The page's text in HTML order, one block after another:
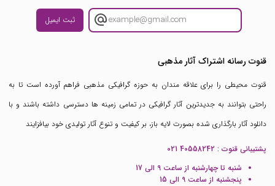
ثبت ایمیل
قنوت رسانه اشتراک آثار مذهبی
قنوت محیطی را برای علاقه مندان به حوزه گرافیکی مذهبی فراهم آورده است تا به
راحتی بتوانند به جدیدترین آثار گرافیکی در تمامی زمینه ها دسترسی داشته باشند و با
دانلود آثار بارگذاری شده بصورت لایه باز، بر کیفیت و تنوع آثار تولیدی خود بیافزایند
پشتیبانی قنوت : 021 40558242
شنبه تا چهارشنبه از ساعت 9 الی 17
پنجشنبه از ساعت 9 الی 15